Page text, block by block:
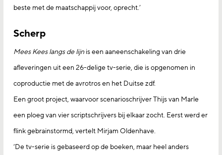
beste met de maatschappij voor, oprecht.’
Scherp
Mees Kees langs de lijn is een aaneenschakeling van drie
afleveringen uit een 26-delige tv-serie, die is opgenomen in
coproductie met de avrotros en het Duitse zdf.
Een groot project, waarvoor scenarioschrijver Thijs van Marle
een ploeg van vier scriptschrijvers bij elkaar zocht. Eerst werd er
flink gebrainstormd, vertelt Mirjam Oldenhave.
‘De tv-serie is gebaseerd op de boeken, maar heel anders